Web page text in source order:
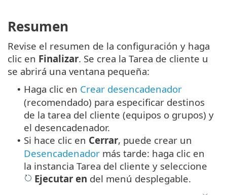
Resumen
Revise el resumen de la configuración y haga
clic en Finalizar. Se crea la Tarea de cliente u
se abrirá una ventana pequeña:
• Haga clic en Crear desencadenador
(recomendado) para especificar destinos
de la tarea del cliente (equipos o grupos) y
el desencadenador.
• Si hace clic en Cerrar, puede crear un
Desencadenador más tarde: haga clic en
la instancia Tarea del cliente y seleccione
Ejecutar en del menú desplegable.